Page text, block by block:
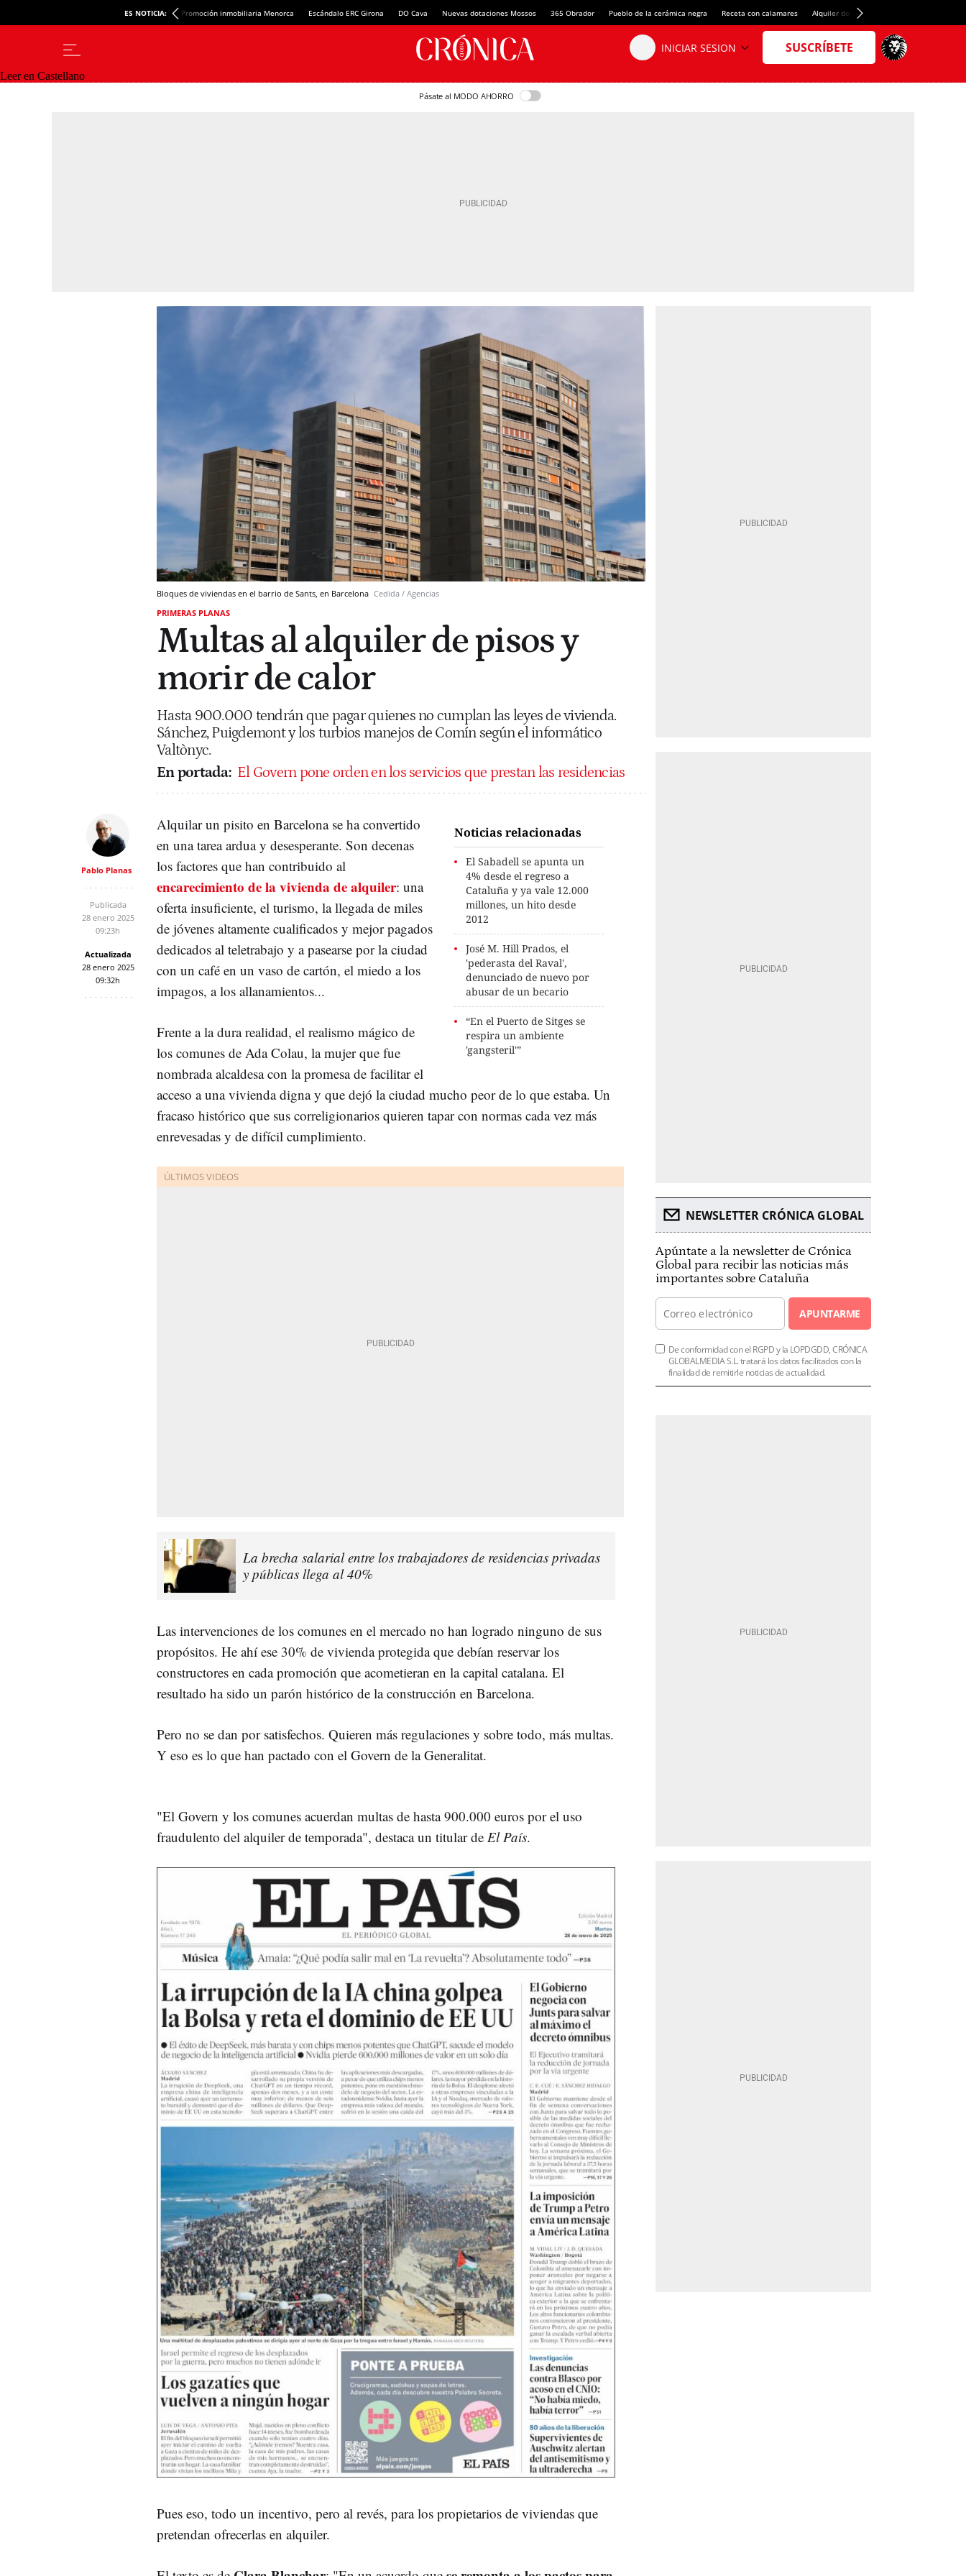
ES NOTICIA: Promoción inmobiliaria Menorca Escándalo ERC Girona DO Cava Nuevas dotaciones Mossos 365 Obrador Pueblo de la cerámica negra Receta con calamares Alquiler de habitaciones en España
Leer en Castellano
Pásate al MODO AHORRO
Bloques de viviendas en el barrio de Sants, en Barcelona Cedida / Agencias
PRIMERAS PLANAS
Multas al alquiler de pisos y
morir de calor
Hasta 900.000 tendrán que pagar quienes no cumplan las leyes de vivienda.
Sánchez, Puigdemont y los turbios manejos de Comín según el informático
Valtònyc.
En portada: El Govern pone orden en los servicios que prestan las residencias
Pablo Planas
Publicada
28 enero 2025
09:23h
Actualizada
28 enero 2025
09:32h
Noticias relacionadas
El Sabadell se apunta un
4% desde el regreso a
Cataluña y ya vale 12.000
millones, un hito desde
2012
José M. Hill Prados, el
'pederasta del Raval',
denunciado de nuevo por
abusar de un becario
“En el Puerto de Sitges se
respira un ambiente
'gangsteril'”
Alquilar un pisito en Barcelona se ha convertido
en una tarea ardua y desesperante. Son decenas
los factores que han contribuido al
encarecimiento de la vivienda de alquiler: una
oferta insuficiente, el turismo, la llegada de miles
de jóvenes altamente cualificados y mejor pagados
dedicados al teletrabajo y a pasearse por la ciudad
con un café en un vaso de cartón, el miedo a los
impagos, a los allanamientos...
Frente a la dura realidad, el realismo mágico de
los comunes de Ada Colau, la mujer que fue
nombrada alcaldesa con la promesa de facilitar el
acceso a una vivienda digna y que dejó la ciudad mucho peor de lo que estaba. Un
fracaso histórico que sus correligionarios quieren tapar con normas cada vez más
enrevesadas y de difícil cumplimiento.
La brecha salarial entre los trabajadores de residencias privadas
y públicas llega al 40%
Las intervenciones de los comunes en el mercado no han logrado ninguno de sus
propósitos. He ahí ese 30% de vivienda protegida que debían reservar los
constructores en cada promoción que acometieran en la capital catalana. El
resultado ha sido un parón histórico de la construcción en Barcelona.
Pero no se dan por satisfechos. Quieren más regulaciones y sobre todo, más multas.
Y eso es lo que han pactado con el Govern de la Generalitat.
"El Govern y los comunes acuerdan multas de hasta 900.000 euros por el uso
fraudulento del alquiler de temporada", destaca un titular de El País.
Pues eso, todo un incentivo, pero al revés, para los propietarios de viviendas que
pretendan ofrecerlas en alquiler.
NEWSLETTER CRÓNICA GLOBAL
Apúntate a la newsletter de Crónica
Global para recibir las noticias más
importantes sobre Cataluña
APUNTARME
De conformidad con el RGPD y la LOPDGDD, CRÓNICA
GLOBALMEDIA S.L. tratará los datos facilitados con la
finalidad de remitirle noticias de actualidad.